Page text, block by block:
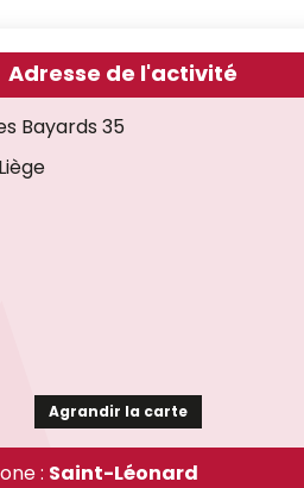
Adresse de l'activité
Bayards 35
Agrandir la carte
: Saint-Léonard